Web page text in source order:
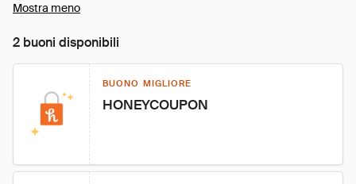
Mostra meno
2 buoni disponibili
BUONO MIGLIORE
HONEYCOUPON